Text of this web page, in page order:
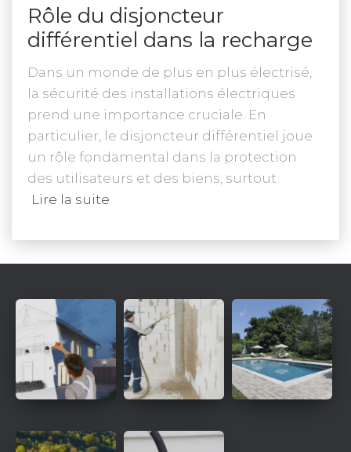
Rôle du disjoncteur
différentiel dans la recharge
Dans un monde de plus en plus électrisé,
la sécurité des installations électriques
prend une importance cruciale. En
particulier, le disjoncteur différentiel joue
un rôle fondamental dans la protection
des utilisateurs et des biens, surtout
Lire la suite